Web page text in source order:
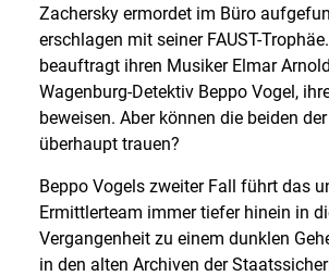
Zachersky ermordet im Büro
erschlagen mit seiner FAUST-
beauftragt ihren Musiker Elmar
Wagenburg-Detektiv Beppo Vogel,
beweisen. Aber können die beiden
überhaupt trauen?
Beppo Vogels zweiter Fall führt das
Ermittlerteam immer tiefer hinein in
Vergangenheit zu einem dunklen
in den alten Archiven der